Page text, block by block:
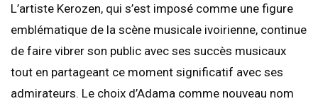
L’artiste Kerozen, qui s’est imposé comme une figure
emblématique de la scène musicale ivoirienne, continue
de faire vibrer son public avec ses succès musicaux
tout en partageant ce moment significatif avec ses
admirateurs. Le choix d’Adama comme nouveau nom